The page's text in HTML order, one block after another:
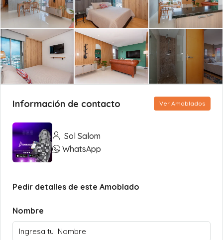
1+
Información de contacto Ver Amoblados
Sol Salom
WhatsApp
Pedir detalles de este Amoblado
Nombre